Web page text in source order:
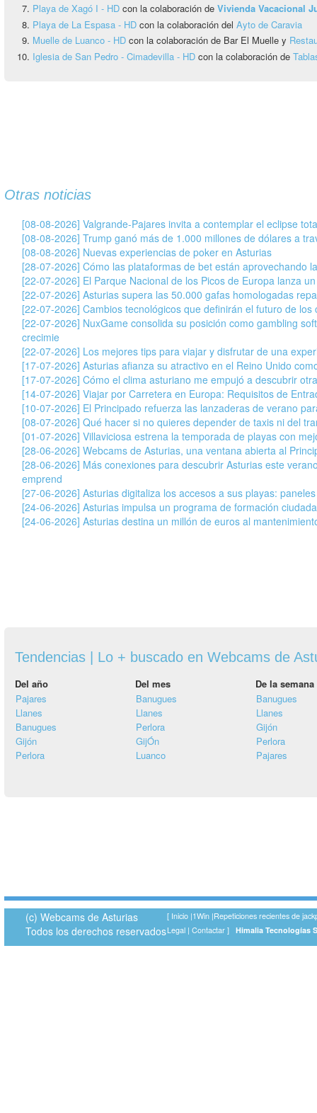
Playa de Xagó I - HD con la colaboración de Vivienda Vacacional
Playa de La Espasa - HD con la colaboración del Ayto de Caravia
Muelle de Luanco - HD con la colaboración de Bar El Muelle y
Iglesia de San Pedro - Cimadevilla - HD con la colaboración de
Otras noticias
[08-08-2026] Valgrande-Pajares invita a contemplar el eclipse
[08-08-2026] Trump ganó más de 1.000 millones de dólares a
[08-08-2026] Nuevas experiencias de poker en Asturias
[28-07-2026] Cómo las plataformas de bet están aprovechando
[22-07-2026] El Parque Nacional de los Picos de Europa lanza
[22-07-2026] Asturias supera las 50.000 gafas homologadas
[22-07-2026] Cambios tecnológicos que definirán el futuro de los
[22-07-2026] NuxGame consolida su posición como gambling
crecimie
[22-07-2026] Los mejores tips para viajar y disfrutar de una
[17-07-2026] Asturias afianza su atractivo en el Reino Unido
[17-07-2026] Cómo el clima asturiano me empujó a descubrir
[14-07-2026] Viajar por Carretera en Europa: Requisitos de
[10-07-2026] El Principado refuerza las lanzaderas de verano
[08-07-2026] Qué hacer si no quieres depender de taxis ni del
[01-07-2026] Villaviciosa estrena la temporada de playas con
[28-06-2026] Webcams de Asturias, una ventana abierta al
[28-06-2026] Más conexiones para descubrir Asturias este
emprend
[27-06-2026] Asturias digitaliza los accesos a sus playas:
[24-06-2026] Asturias impulsa un programa de formación
[24-06-2026] Asturias destina un millón de euros al
Tendencias | Lo + buscado en Webcams de
Del año Del mes
De la semana
Pajares
Llanes
Banugues
Gijón
Perlora
Banugues
Llanes
Perlora
GijÓn
Luanco
Banugues
Llanes
Gijón
Perlora
Pajares
(c) Webcams de Asturias
Todos los derechos reservados
[ Inicio |1Win |Repeticiones recientes de
Legal | Contactar ] Himalia Tecnologías